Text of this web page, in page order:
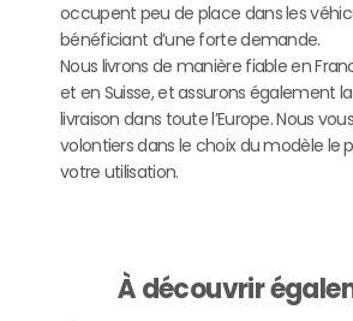
occupent peu de place dans les
bénéficiant d’une forte demande.
Nous livrons de manière fiable en
et en Suisse, et assurons également
livraison dans toute l’Europe. Nous
volontiers dans le choix du modèle le
votre utilisation.
À découvrir